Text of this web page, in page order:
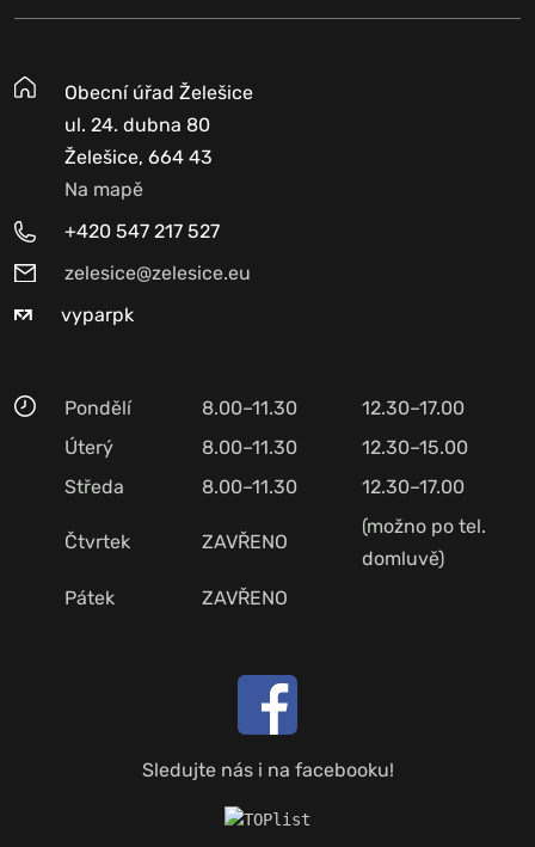
Obecní úřad Želešice
ul. 24. dubna 80
Želešice, 664 43
Na mapě
+420 547 217 527
zelesice@zelesice.eu
vyparpk
Pondělí 8.00–11.30
12.30–17.00
Úterý
8.00–11.30
12.30–15.00
Středa
8.00–11.30 12.30–17.00
Čtvrtek ZAVŘENO
(možno po tel.
domluvě)
Pátek
ZAVŘENO
Sledujte nás i na facebooku!